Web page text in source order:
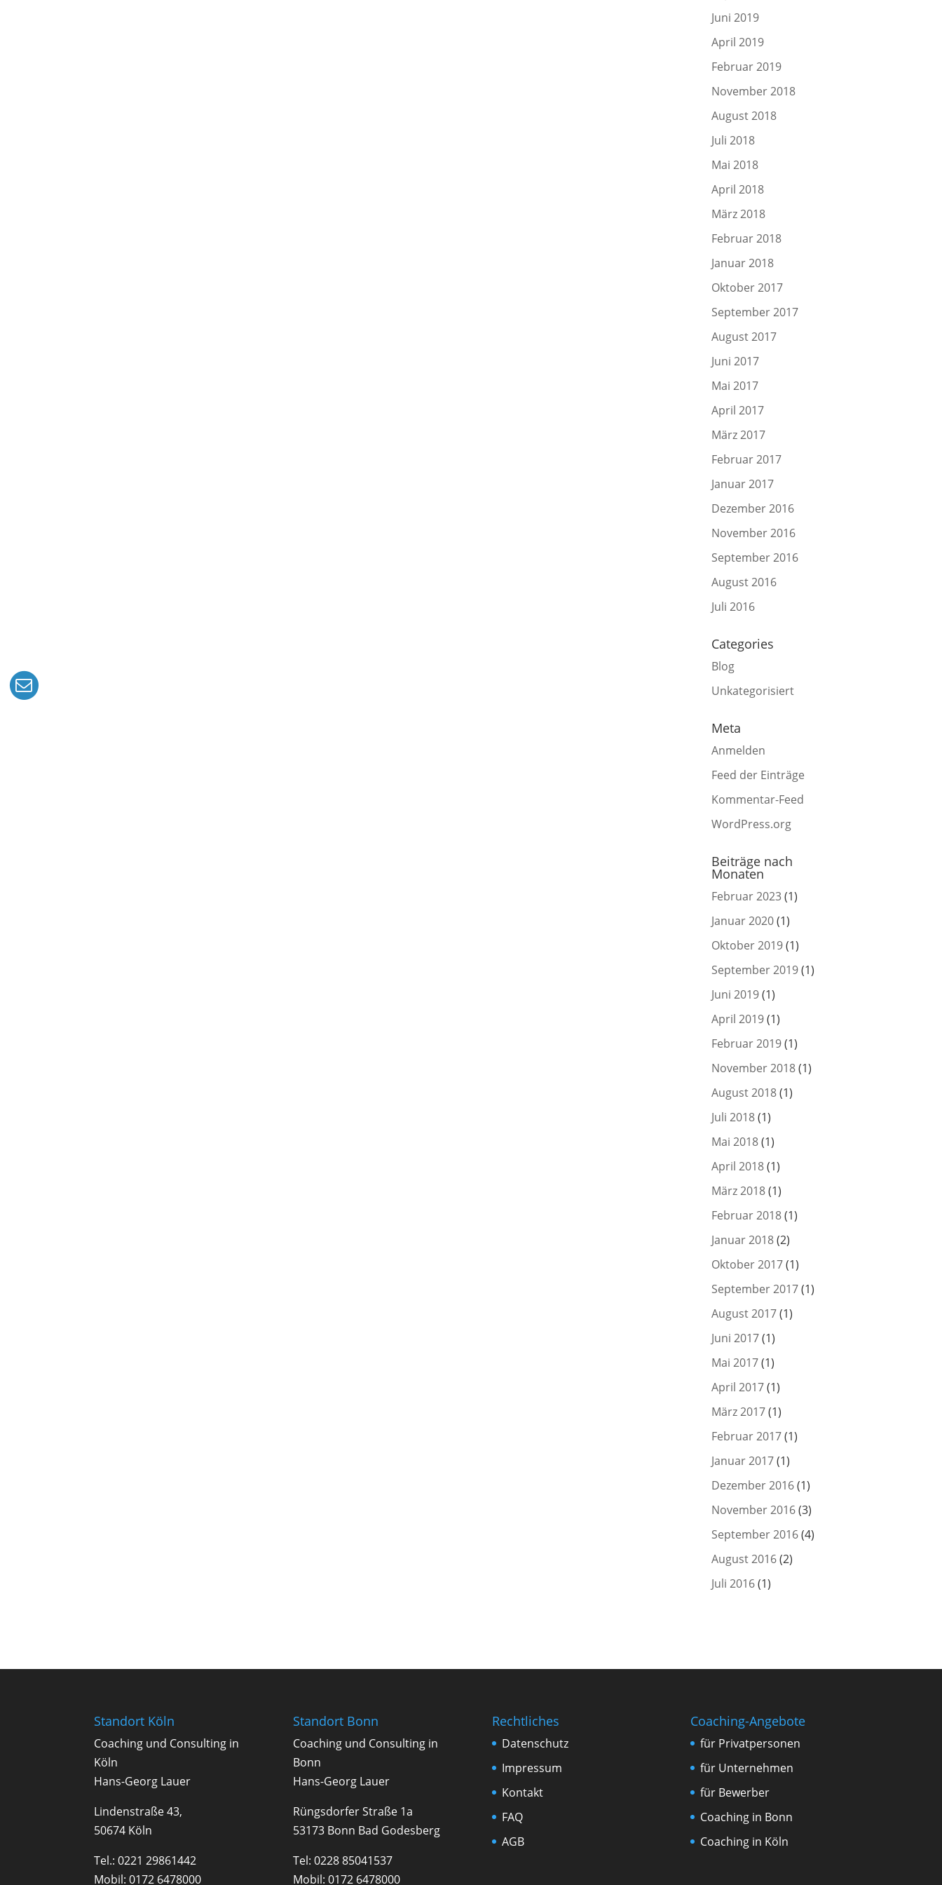
Juni 2019
April 2019
Februar 2019
November 2018
August 2018
Juli 2018
Mai 2018
April 2018
März 2018
Februar 2018
Januar 2018
Oktober 2017
September 2017
August 2017
Juni 2017
Mai 2017
April 2017
März 2017
Februar 2017
Januar 2017
Dezember 2016
November 2016
September 2016
August 2016
Juli 2016
Categories
Blog
Unkategorisiert
Meta
Anmelden
Feed der Einträge
Kommentar-Feed
WordPress.org
Beiträge nach
Monaten
Februar 2023(1)
Januar 2020(1)
Oktober 2019(1)
September 2019(1)
Juni 2019(1)
April 2019(1)
Februar 2019(1)
November 2018(1)
August 2018(1)
Juli 2018(1)
Mai 2018(1)
April 2018(1)
März 2018(1)
Februar 2018(1)
Januar 2018(2)
Oktober 2017(1)
September 2017(1)
August 2017(1)
Juni 2017(1)
Mai 2017(1)
April 2017(1)
März 2017(1)
Februar 2017(1)
Januar 2017(1)
Dezember 2016(1)
November 2016(3)
September 2016(4)
August 2016(2)
Juli 2016(1)
Standort Köln
Coa­ching und Con­sul­ting in
Köln
Hans-Georg Lauer
Lindenstraße 43,
50674 Köln
Tel.:0221 29861442
Mobil:0172 6478000
Standort Bonn
Coa­ching und Con­sul­ting in
Bonn
Hans-Georg Lauer
Rüngsdorfer Straße 1a
53173 Bonn Bad Godesberg
Tel: 0228 85041537
Mobil: 0172 6478000
Rechtliches
Datenschutz
Impressum
Kontakt
FAQ
AGB
Coaching-Angebote
für Privatpersonen
für Unternehmen
für Bewerber
Coaching in Bonn
Coaching in Köln